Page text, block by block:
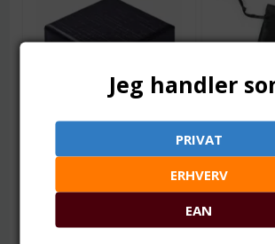
smykkeæske. Mønstret.
Blank
90 x 70
Fra 1
Jeg handler
PRIVAT
ERHVERV
EAN